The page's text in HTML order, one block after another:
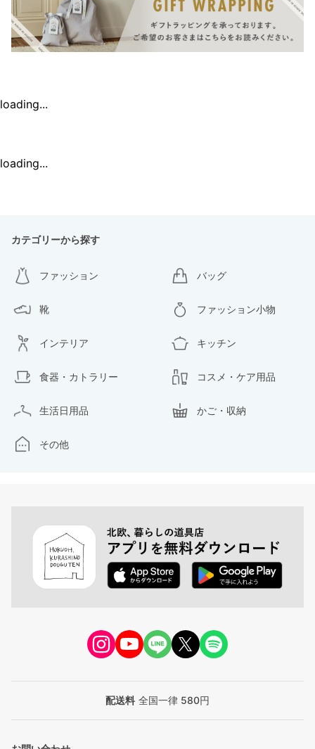
loading...
loading...
カテゴリーから探す
ファッション バッグ
靴 ファッション小物
インテリア キッチン
食器・カトラリー コスメ・ケア用品
生活日用品 かご・収納
その他
配送料 全国一律 580円